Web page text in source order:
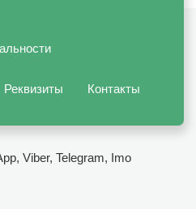
Реквизиты Контакты
Viber, Telegram, Imo